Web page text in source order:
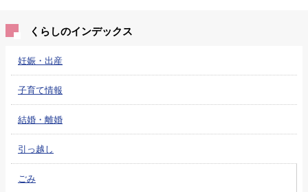
くらしのインデックス
妊娠・出産
子育て情報
結婚・離婚
引っ越し
ごみ